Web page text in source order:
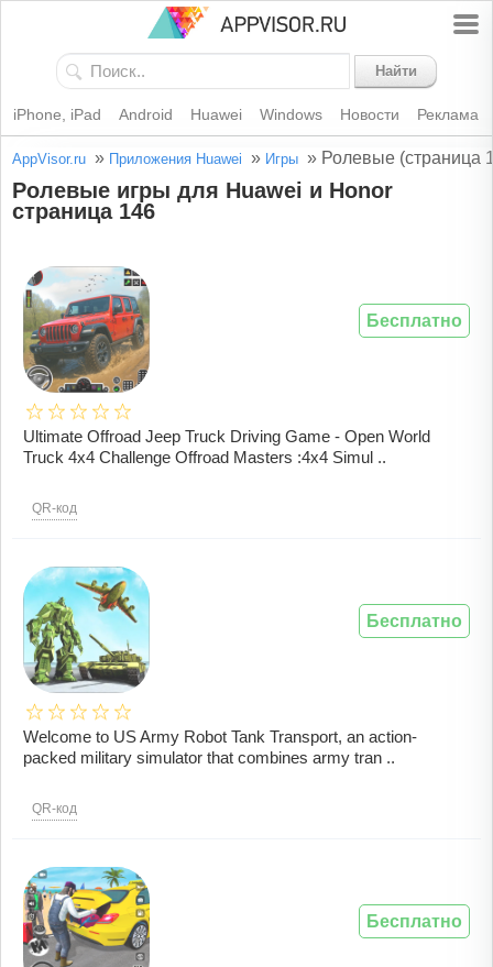
Найти
iPhone, iPad Android Huawei Windows Новости Реклама
AppVisor.ru » Приложения Huawei » Игры » Ролевые (страница
Ролевые игры для Huawei и Honor
страница 146
Ultimate Offroad Jeep Truck Driving Game - Open World
Truck 4x4 Challenge Offroad Masters :4x4 Simul ..
QR-код
Бесплатно
Welcome to US Army Robot Tank Transport, an action-
packed military simulator that combines army tran ..
QR-код
Бесплатно
Бесплатно